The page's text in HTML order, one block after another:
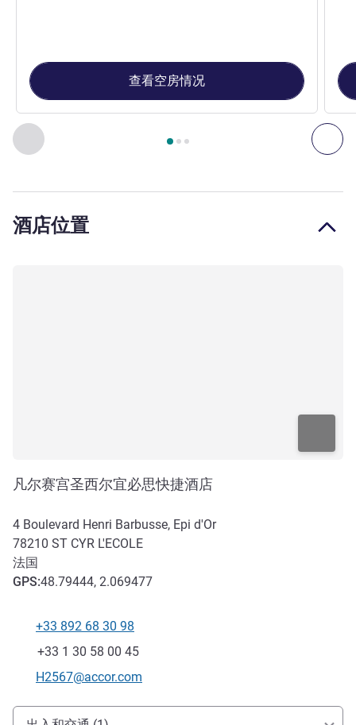
上一个 - 客房 下
第 页，共 , 客房 1 : 三人房，客房配备1 张大床和 1 张
查看空房情况
酒店位置
凡尔赛宫圣西尔宜必思快捷酒店
4 Boulevard Henri Barbusse, Epi d'Or
78210 ST CYR L'ECOLE
法国
GPS:48.79444, 2.069477
电话
+33 892 68 30 98
传真
+33 1 30 58 00 45
联系电子邮件
H2567@accor.com
抵达和交通